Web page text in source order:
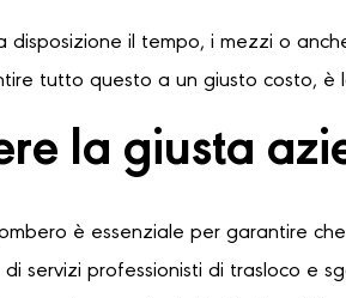
disposizione il tempo, i mezzi o
tutto questo a un giusto costo, è
la giusta
è essenziale per garantire
servizi professionisti di trasloco e